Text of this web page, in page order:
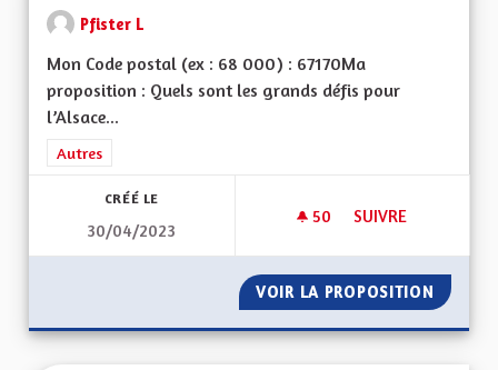
Pfister L
Mon Code postal (ex : 68 000) : 67170Ma
proposition : Quels sont les grands défis pour
l’Alsace...
Filtrer les résultats de la catégorie : Autres
Autres
CRÉÉ LE
30/04/2023
50 50 ABONNÉS
SUIVRE
VOIR LA PROPOSITION